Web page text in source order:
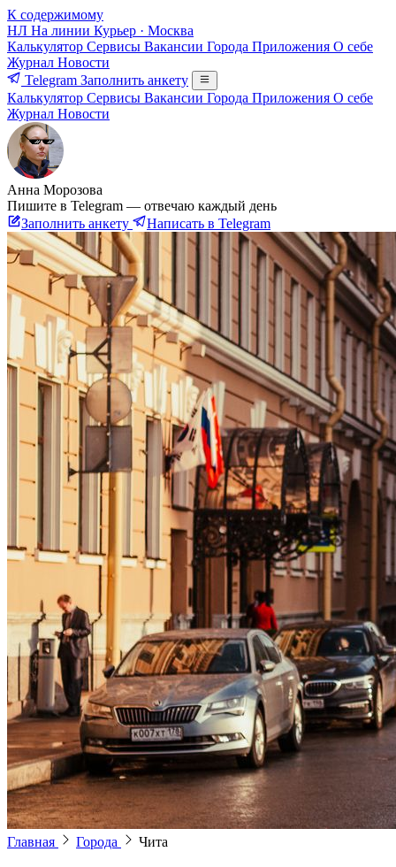
К содержимому
НЛ На линии Курьер · Москва
Калькулятор Сервисы Вакансии Города Приложения О себе
Журнал Новости
Telegram Заполнить анкету
Калькулятор Сервисы Вакансии Города Приложения О себе
Журнал Новости
Анна Морозова
Пишите в Telegram — отвечаю каждый день
Заполнить анкету
Написать в Telegram
Главная Города Чита